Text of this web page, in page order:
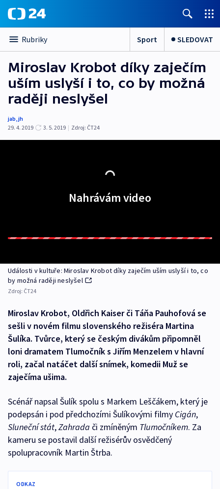
Rubriky Sport SLEDOVAT
Miroslav Krobot díky zaječím
uším uslyší i to, co by možná
raději neslyšel
jab,jh
29. 4. 2019
3. 5. 2019 | Zdroj: ČT24
Nahrávám video
Události v kultuře: Miroslav Krobot díky zaječím uším uslyší i to, co
by možná raději neslyšel
Zdroj: ČT24
Miroslav Krobot, Oldřich Kaiser či Táňa Pauhofová se
sešli v novém filmu slovenského režiséra Martina
Šulíka. Tvůrce, který se českým divákům připomněl
loni dramatem Tlumočník s Jiřím Menzelem v hlavní
roli, začal natáčet další snímek, komedii Muž se
zaječíma ušima.
Scénář napsal Šulík spolu s Markem Leščákem, který je
podepsán i pod předchozími Šulíkovými filmy Cigán,
Sluneční stát,Zahrada či zmíněným Tlumočníkem. Za
kameru se postavil další režisérův osvědčený
spolupracovník Martin Štrba.
ODKAZ